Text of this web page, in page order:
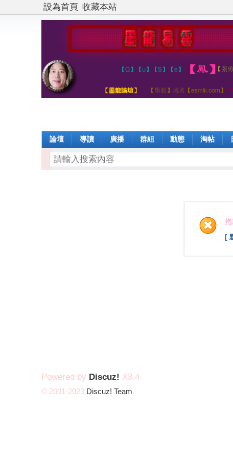
設為首頁 收藏本站
論壇 導讀 廣播 群組 動態 淘帖
[
Powered by Discuz! X3.4
© 2001-2023 Discuz! Team.